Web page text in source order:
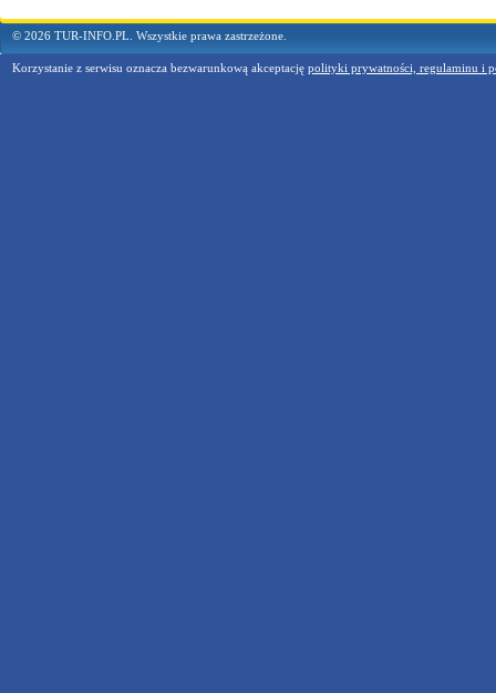
© 2026 TUR-INFO.PL. Wszystkie prawa zastrzeżone.
Korzystanie z serwisu oznacza bezwarunkową akceptację polityki prywatności, regulaminu i